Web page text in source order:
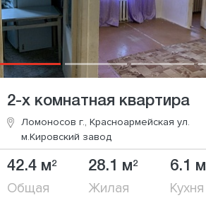
2-х комнатная квартира
Ломоносов г., Красноармейская ул.
м.Кировский завод
42.4 м2
Общая
28.1 м2
Жилая
6.1 м
Кухня